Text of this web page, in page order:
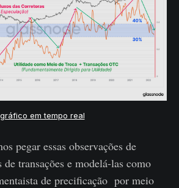
gráfico em tempo real
pegar essas observações de
de transações e modelá-las como
de precificação por meio